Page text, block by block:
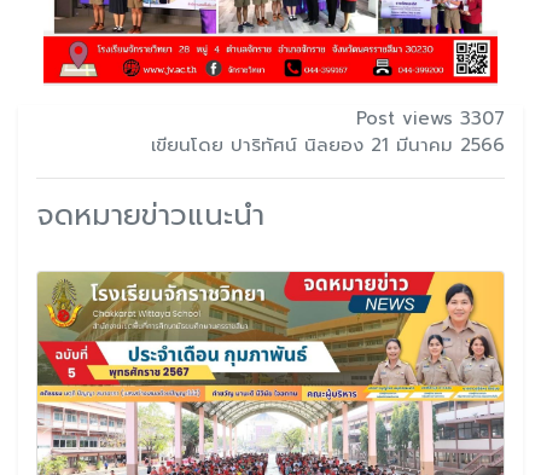
Post views 3307
เขียนโดย ปาริทัศน์ นิลยอง 21 มีนาคม 2566
จดหมายข่าวแนะนำ